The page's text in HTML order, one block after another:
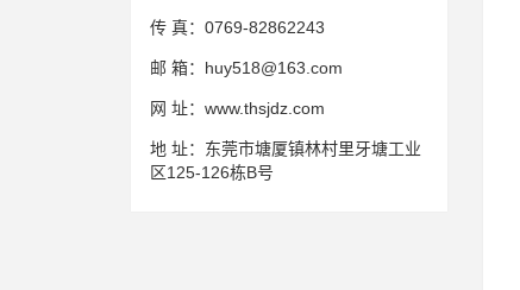
传 真： 0769-82862243
邮 箱： huy518@163.com
网 址： www.thsjdz.com
地 址： 东莞市塘厦镇林村里牙塘工业
区125-126栋B号